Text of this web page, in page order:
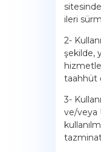
ileri
2-
şekilde,
taahhüt
3-
ve/veya
tazminat